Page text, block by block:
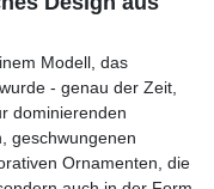
Modell, das
- genau der Zeit,
dominierenden
geschwungenen
Ornamenten, die